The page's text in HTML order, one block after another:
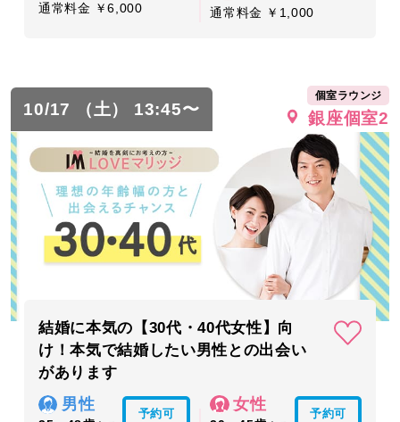
通常料金 ￥6,000 通常料金 ￥1,000
10/17 （土） 13:45〜
個室ラウンジ
銀座個室2
結婚に本気の【30代・40代女性】向
け！本気で結婚したい男性との出会い
があります
男性
予約可
女性
予約可